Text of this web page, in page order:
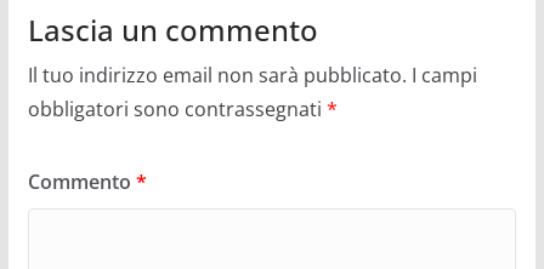
o
o
k
n
Lascia un commento
Il tuo indirizzo email non sarà pubblicato. I campi
obbligatori sono contrassegnati *
Commento *